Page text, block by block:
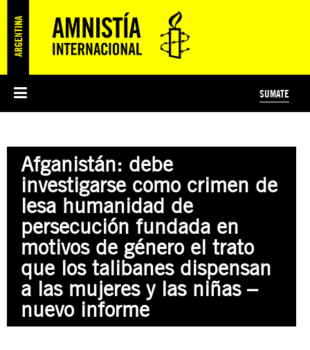
PREGUNTAS FRECUENTES
ÁREAS TEMÁTICAS
JUSTICIA INTERNACIONAL
EDUCACIÓN EN DERECHOS HUMANOS Y JÓVENES
PRENSA
SUSCRIBITE
SUMATE
PREGUNTAS FRECUENTES
Afganistán: debe
investigarse como crimen de
lesa humanidad de
persecución fundada en
motivos de género el trato
que los talibanes dispensan
a las mujeres y las niñas –
nuevo informe